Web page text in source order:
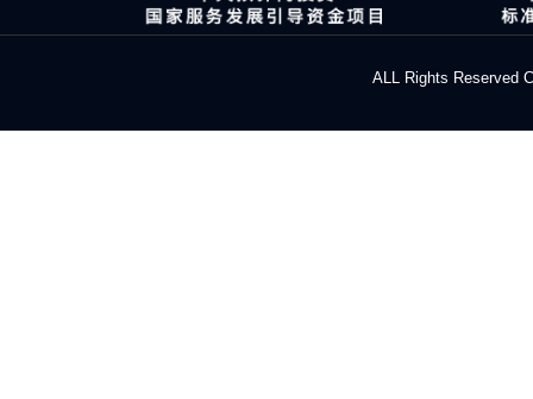
ALL Rights